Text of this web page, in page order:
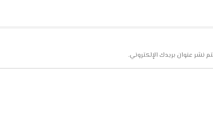
نشر عنوان بريدك الإلكتروني.